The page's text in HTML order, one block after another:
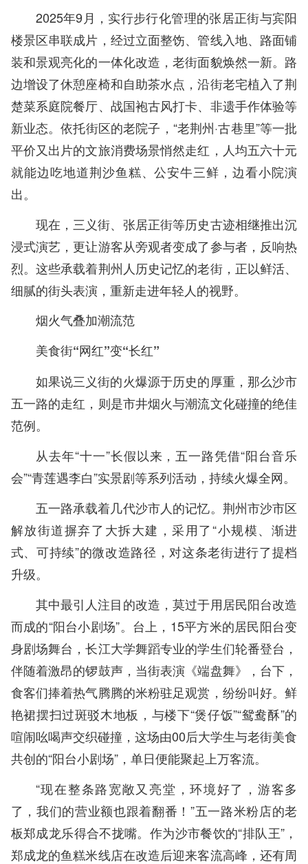
2025年9月，实行步行化管理的张居正街与宾阳
楼景区串联成片，经过立面整饬、管线入地、路面铺
装和景观亮化的一体化改造，老街面貌焕然一新。路
边增设了休憩座椅和自助茶水点，沿街老宅植入了荆
楚菜系庭院餐厅、战国袍古风打卡、非遗手作体验等
新业态。依托街区的老院子，“老荆州·古巷里”等一批
平价又出片的文旅消费场景悄然走红，人均五六十元
就能边吃地道荆沙鱼糕、公安牛三鲜，边看小院演
出。
现在，三义街、张居正街等历史古迹相继推出沉
浸式演艺，更让游客从旁观者变成了参与者，反响热
烈。这些承载着荆州人历史记忆的老街，正以鲜活、
细腻的街头表演，重新走进年轻人的视野。
烟火气叠加潮流范
美食街“网红”变“长红”
如果说三义街的火爆源于历史的厚重，那么沙市
五一路的走红，则是市井烟火与潮流文化碰撞的绝佳
范例。
从去年“十一”长假以来，五一路凭借“阳台音乐
会”“青莲遇李白”实景剧等系列活动，持续火爆全网。
五一路承载着几代沙市人的记忆。荆州市沙市区
解放街道摒弃了大拆大建，采用了“小规模、渐进
式、可持续”的微改造路径，对这条老街进行了提档
升级。
其中最引人注目的改造，莫过于用居民阳台改造
而成的“阳台小剧场”。台上，15平方米的居民阳台变
身剧场舞台，长江大学舞蹈专业的学生们轮番登台，
伴随着激昂的锣鼓声，当街表演《端盘舞》，台下，
食客们捧着热气腾腾的米粉驻足观赏，纷纷叫好。鲜
艳裙摆扫过斑驳木地板，与楼下“煲仔饭”“鸳鸯酥”的
喧闹吆喝声交织碰撞，这场由00后大学生与老街美食
共创的“阳台小剧场”，单日便能聚起上万客流。
“现在整条路宽敞又亮堂，环境好了，游客多
了，我们的营业额也跟着翻番！”五一路米粉店的老
板郑成龙乐得合不拢嘴。作为沙市餐饮的“排队王”，
郑成龙的鱼糕米线店在改造后迎来客流高峰，还有周